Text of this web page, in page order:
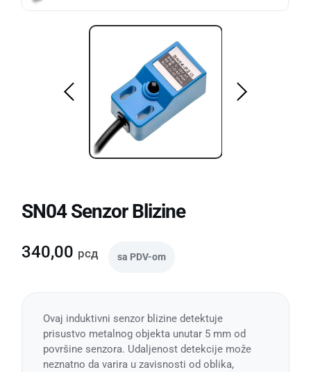
SN04 Senzor Blizine
340,00 рсд sa PDV-om
Ovaj induktivni senzor blizine detektuje
prisustvo metalnog objekta unutar 5 mm od
površine senzora. Udaljenost detekcije može
neznatno da varira u zavisnosti od oblika,